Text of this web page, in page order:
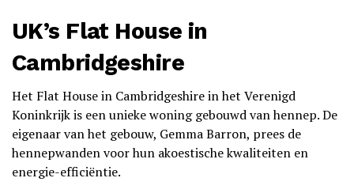
UK’s Flat House in
Cambridgeshire
Het Flat House in Cambridgeshire in het Verenigd
Koninkrijk is een unieke woning gebouwd van hennep. De
eigenaar van het gebouw, Gemma Barron, prees de
hennepwanden voor hun akoestische kwaliteiten en
energie-efficiëntie.